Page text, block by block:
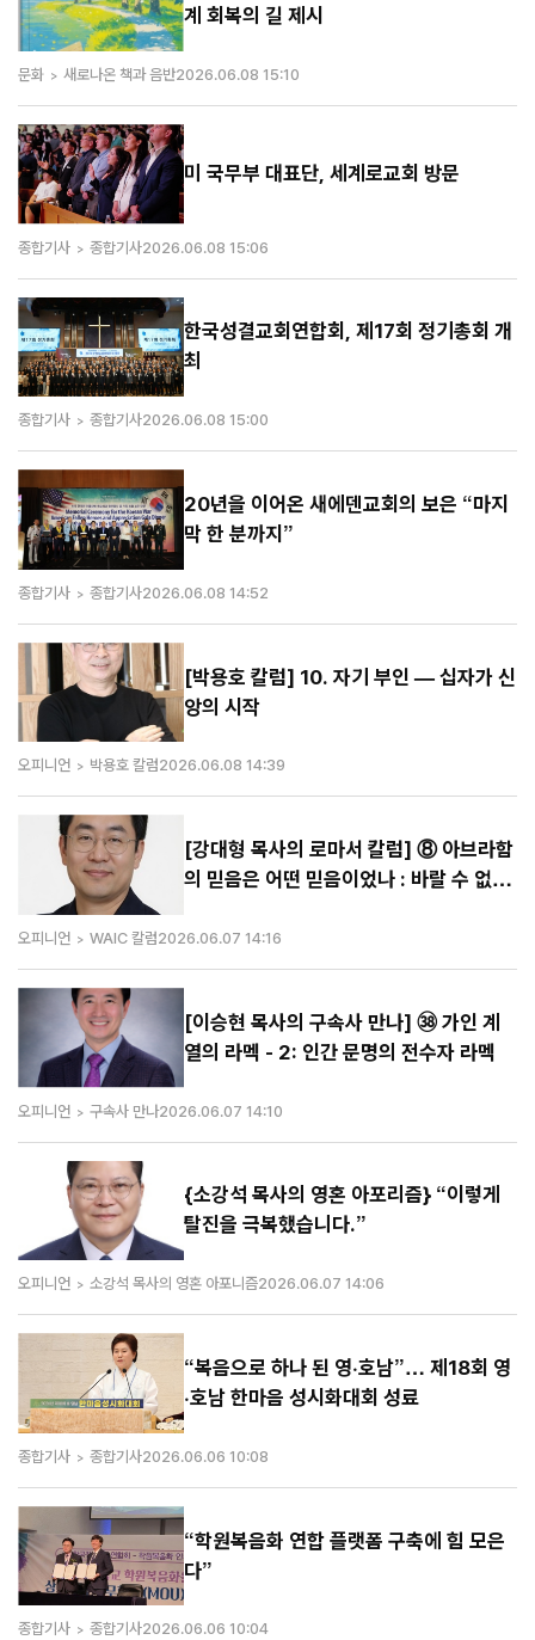
계 회복의 길 제시
문화 새로나온 책과 음반2026.06.08 15:10
미 국무부 대표단, 세계로교회 방문
종합기사 종합기사2026.06.08 15:06
한국성결교회연합회, 제17회 정기총회 개
최
종합기사 종합기사2026.06.08 15:00
20년을 이어온 새에덴교회의 보은 “마지
막 한 분까지”
종합기사 종합기사2026.06.08 14:52
[박용호 칼럼] 10. 자기 부인 — 십자가 신
앙의 시작
오피니언 박용호 칼럼2026.06.08 14:39
[강대형 목사의 로마서 칼럼] ⑧ 아브라함
의 믿음은 어떤 믿음이었나 : 바랄 수 없는
오피니언 WAIC 칼럼2026.06.07 14:16
[이승현 목사의 구속사 만나] ㊳ 가인 계
열의 라멕 - 2: 인간 문명의 전수자 라멕
오피니언 구속사 만나2026.06.07 14:10
{소강석 목사의 영혼 아포리즘} “이렇게
탈진을 극복했습니다.”
오피니언 소강석 목사의 영혼 아포니즘2026.06.07 14:06
“복음으로 하나 된 영·호남”… 제18회 영
·호남 한마음 성시화대회 성료
종합기사 종합기사2026.06.06 10:08
“학원복음화 연합 플랫폼 구축에 힘 모은
다”
종합기사 종합기사2026.06.06 10:04